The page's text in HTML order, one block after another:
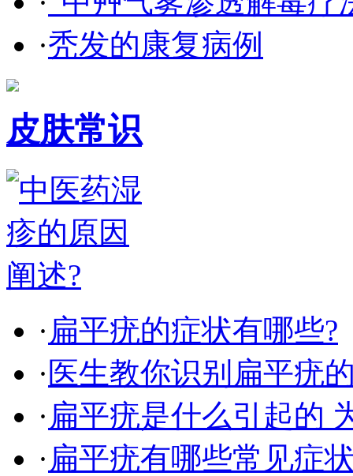
·秃发的康复病例
皮肤常识
· 扁平疣的症状有哪些?
· 医生教你识别扁平疣
· 扁平疣是什么引起的
· 扁平疣有哪些常见症